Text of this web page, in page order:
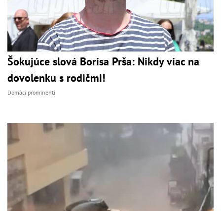
Šokujúce slová Borisa Prša: Nikdy viac na
dovolenku s rodičmi!
Domáci prominenti